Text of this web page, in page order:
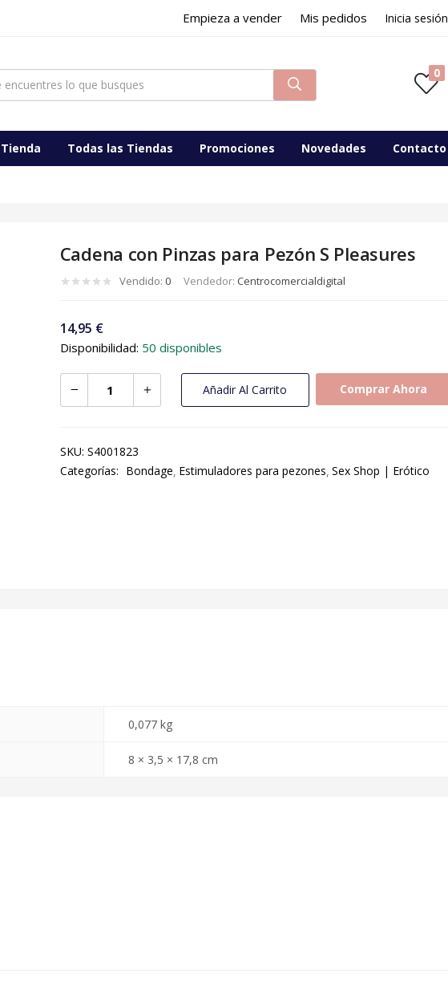
Empieza a vender Mis pedidos Inicia
0
Tienda Todas las Tiendas Promociones Novedades Contacto
Cadena con Pinzas para Pezón S Pleasures
Vendido: 0 Vendedor: Centrocomercialdigital
14,95 €
Disponibilidad: 50 disponibles
Añadir Al Carrito Comprar Ahora
SKU: S4001823
Categorías: Bondage Estimuladores para pezones Sex Shop | Erótico
0,077 kg
8 × 3,5 × 17,8 cm